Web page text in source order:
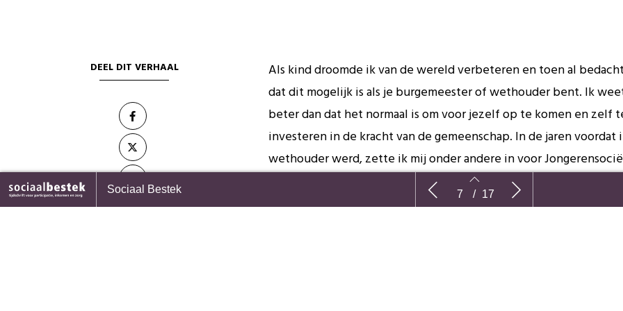
naar gezonde generaties
Is de Jeugdwet na tien jaar nog
Peel en Maas – ‘Gemeente van
gemeenschappen’
Sociaal Bestek 7 / 17
DEEL DIT VERHAAL
Als kind droomde ik van de wereld verbeteren en toen al
dat dit mogelijk is als je burgemeester of wethouder bent. Ik
beter dan dat het normaal is om voor jezelf op te komen en zelf
investeren in de kracht van de gemeenschap. In de jaren voordat
wethouder werd, zette ik mij onder andere in voor
Mafcentrum in Maasbree (37 jaar), Kindervakantiewerk Maasbree
en opbouwwerkersnetwerk Krachtproef Nederland (11 jaar).